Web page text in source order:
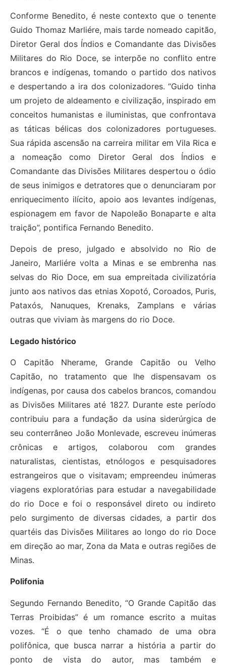
Conforme Benedito, é neste contexto que o tenente
Guido Thomaz Marliére, mais tarde nomeado capitão,
Diretor Geral dos Índios e Comandante das Divisões
Militares do Rio Doce, se interpõe no conflito entre
brancos e indígenas, tomando o partido dos nativos
e despertando a ira dos colonizadores. “Guido tinha
um projeto de aldeamento e civilização, inspirado em
conceitos humanistas e iluministas, que confrontava
as táticas bélicas dos colonizadores portugueses.
Sua rápida ascensão na carreira militar em Vila Rica e
a nomeação como Diretor Geral dos Índios e
Comandante das Divisões Militares despertou o ódio
de seus inimigos e detratores que o denunciaram por
enriquecimento ilícito, apoio aos levantes indígenas,
espionagem em favor de Napoleão Bonaparte e alta
traição”, pontifica Fernando Benedito.
Depois de preso, julgado e absolvido no Rio de
Janeiro, Marliére volta a Minas e se embrenha nas
selvas do Rio Doce, em sua empreitada civilizatória
junto aos nativos das etnias Xopotó, Coroados, Puris,
Pataxós, Nanuques, Krenaks, Zamplans e várias
outras que viviam às margens do rio Doce.
Legado histórico
O Capitão Nherame, Grande Capitão ou Velho
Capitão, no tratamento que lhe dispensavam os
indígenas, por causa dos cabelos brancos, comandou
as Divisões Militares até 1827. Durante este período
contribuiu para a fundação da usina siderúrgica de
seu conterrâneo João Monlevade, escreveu inúmeras
crônicas e artigos, colaborou com grandes
naturalistas, cientistas, etnólogos e pesquisadores
estrangeiros que o visitavam; empreendeu inúmeras
viagens exploratórias para estudar a navegabilidade
do rio Doce e foi o responsável direto ou indireto
pelo surgimento de diversas cidades, a partir dos
quartéis das Divisões Militares ao longo do rio Doce
em direção ao mar, Zona da Mata e outras regiões de
Minas.
Polifonia
Segundo Fernando Benedito, “O Grande Capitão das
Terras Proibidas” é um romance escrito a muitas
vozes. “É o que tenho chamado de uma obra
polifônica, que busca narrar a história a partir do
ponto de vista do autor, mas também e